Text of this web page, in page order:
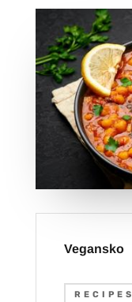
Vegansko
RECIPES